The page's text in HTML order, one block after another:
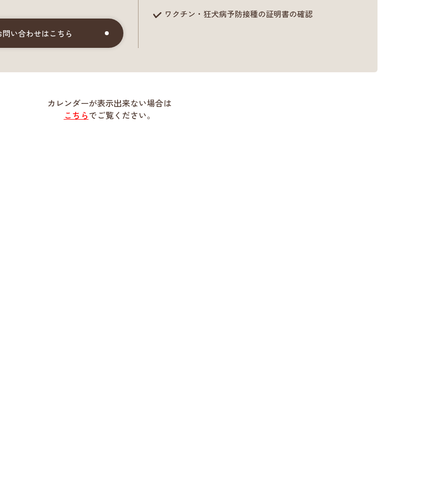
問い合わせはこちら
ワクチン・狂犬病予防接種の証明書の確認
カレンダーが表示出来ない場合は
こちらでご覧ください。